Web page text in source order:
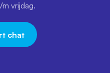
vrijdag.
chat